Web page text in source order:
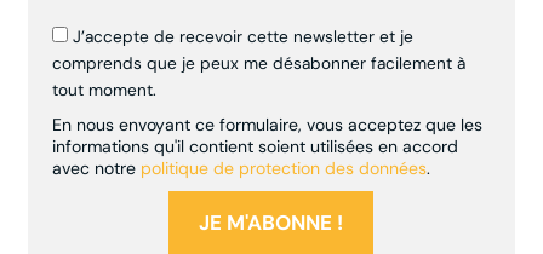
J’accepte de recevoir cette newsletter et je
comprends que je peux me désabonner facilement à
tout moment.
En nous envoyant ce formulaire, vous acceptez que les
informations qu'il contient soient utilisées en accord
avec notre politique de protection des données.